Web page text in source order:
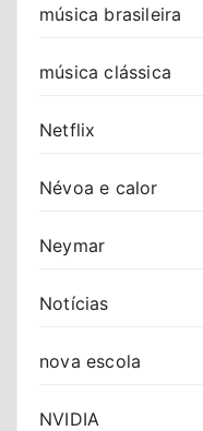
música brasileira
música clássica
Netflix
Névoa e calor
Neymar
Notícias
nova escola
NVIDIA